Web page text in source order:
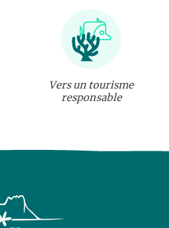
Vers un tourisme
responsable